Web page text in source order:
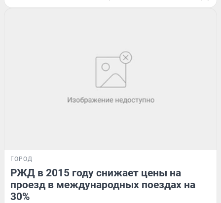
ГОРОД
РЖД в 2015 году снижает цены на
проезд в международных поездах на
30%